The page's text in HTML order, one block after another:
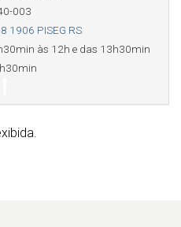
003
1906 PISEG RS
às 12h e das 13h30min